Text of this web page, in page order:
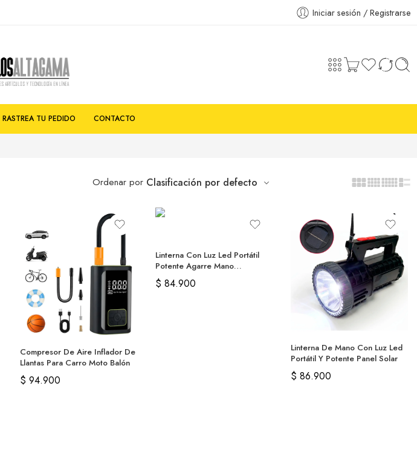
Iniciar sesión / Registrarse
RASTREA TU PEDIDO CONTACTO
Ordenar por Clasificación por defecto
Compresor De Aire Inflador De
Llantas Para Carro Moto Balón
$ 94.900
Linterna Con Luz Led Portátil
Potente Agarre Mano
Recargable
$ 84.900
Linterna De Mano Con Luz Led
Portátil Y Potente Panel Solar
$ 86.900